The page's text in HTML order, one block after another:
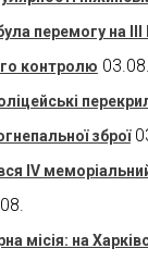
перемогу на
контролю 03.08.
зброї
IV
місія: на